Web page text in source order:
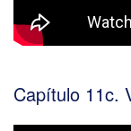
Capítulo 11c.